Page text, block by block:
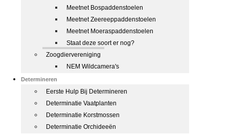
Meetnet Bospaddenstoelen
Meetnet Zeereeppaddenstoelen
Meetnet Moeraspaddenstoelen
Staat deze soort er nog?
Zoogdiervereniging
NEM Wildcamera's
Determineren
Eerste Hulp Bij Determineren
Determinatie Vaatplanten
Determinatie Korstmossen
Determinatie Orchideeën